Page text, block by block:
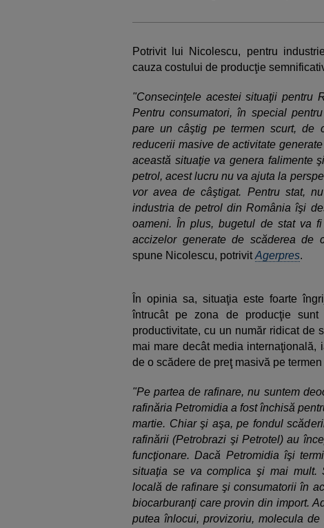
Potrivit lui Nicolescu, pentru
cauza costului de producţie
"Consecinţele acestei situaţii pentru
Pentru consumatori, în special
pare un câştig pe termen scurt, de
reducerii masive de activitate
această situaţie va genera falimente
petrol, acest lucru nu va ajuta la
vor avea de câştigat. Pentru stat,
industria de petrol din România îşi
oameni. În plus, bugetul de stat va
accizelor generate de scăderea de
spune Nicolescu, potrivitAgerpres.
În opinia sa, situaţia este foarte
întrucât pe zona de producţie
productivitate, cu un număr ridicat de
mai mare decât media
de o scădere de preţ masivă pe termen
"Pe partea de rafinare, nu suntem
rafinăria Petromidia a fost închisă
martie. Chiar şi aşa, pe fondul
rafinării (Petrobrazi şi Petrotel) au
funcţionare. Dacă Petromidia îşi
situaţia se va complica şi mai mult.
locală de rafinare şi consumatorii în
biocarburanţi care provin din import.
putea înlocui, provizoriu, molecula